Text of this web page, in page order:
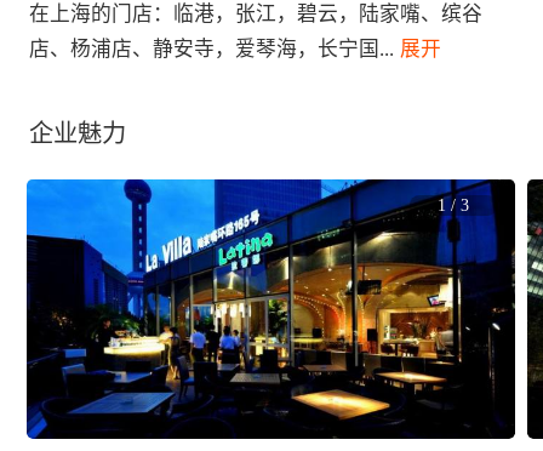
在上海的门店：临港，张江，碧云，陆家嘴、缤谷
店、杨浦店、静安寺，爱琴海，长宁国 ... 展开
企业魅力
1 / 3